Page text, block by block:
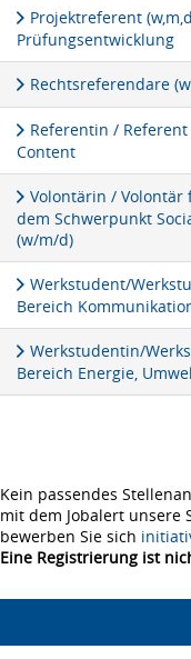
Projektreferent
Prüfungsentwicklung
Rechtsreferendare
Referentin /
Content
Volontärin /
dem Schwerpunkt
(w/m/d)
Werkstudent/
Bereich
Werkstudentin/
Bereich Energie,
Kein passendes
mit dem Jobalert unsere
bewerben Sie sich
Eine Registrierung ist